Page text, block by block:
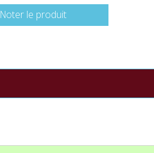
Noter le produit